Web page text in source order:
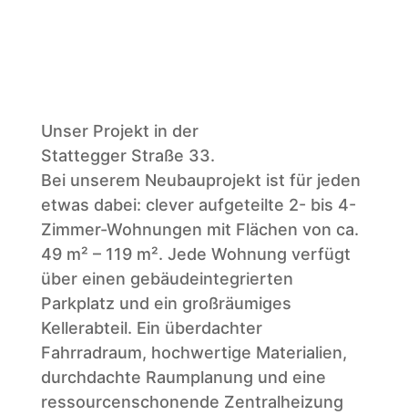
Unser Projekt in der
Stattegger Straße 33.
Bei unserem Neubauprojekt ist für jeden
etwas dabei: clever aufgeteilte 2- bis 4-
Zimmer-Wohnungen mit Flächen von ca.
49 m² – 119 m². Jede Wohnung verfügt
über einen gebäudeintegrierten
Parkplatz und ein großräumiges
Kellerabteil. Ein überdachter
Fahrradraum, hochwertige Materialien,
durchdachte Raumplanung und eine
ressourcenschonende Zentralheizung